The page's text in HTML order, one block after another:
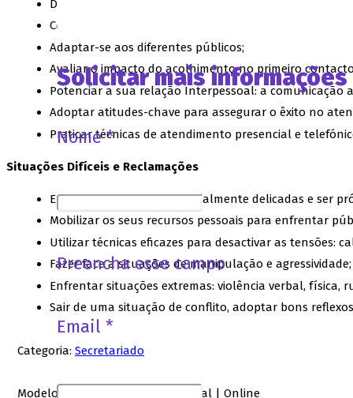
Solicitar mais informações
Nome *
Preencha esse campo
Email *
Determinar os factores que influenciam a comunicação;
Conhecer-se melhor para dominar as suas reacções
Adaptar-se aos diferentes públicos;
Avaliar o impacto do acolhimento no primeiro
Potenciar a sua relação Interpessoal: a comunicação
Adoptar atitudes-chave para assegurar o êxito no
Praticar técnicas de atendimento presencial e
Situações Difíceis e Reclamações
Enfrentar situações potencialmente delicadas e ser
Mobilizar os seus recursos pessoais para enfrentar
Utilizar técnicas eficazes para desactivar as tensões:
Fazer face a situações de manipulação e agressividade;
Enfrentar situações extremas: violência verbal, física,
Sair de uma situação de conflito, adoptar bons
Categoria: Secretariado
Modelo: Misto - Hibrido | Presencial | Online